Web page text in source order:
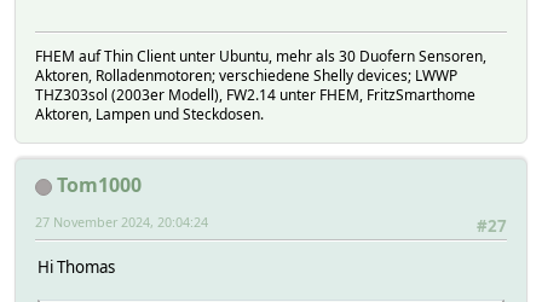
FHEM auf Thin Client unter Ubuntu, mehr als 30 Duofern Sensoren,
Aktoren, Rolladenmotoren; verschiedene Shelly devices; LWWP
THZ303sol (2003er Modell), FW2.14 unter FHEM, FritzSmarthome
Aktoren, Lampen und Steckdosen.
Tom1000
#27
27 November 2024, 20:04:24
Hi Thomas